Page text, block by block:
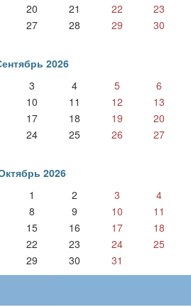
20 21 22
23
27 28 29
30
2026
3 4 5
6
10 11 12
13
17 18 19
20
24 25 26
27
2026
1
2 3
4
8 9 10
11
15 16 17
18
22 23 24
25
29 30 31